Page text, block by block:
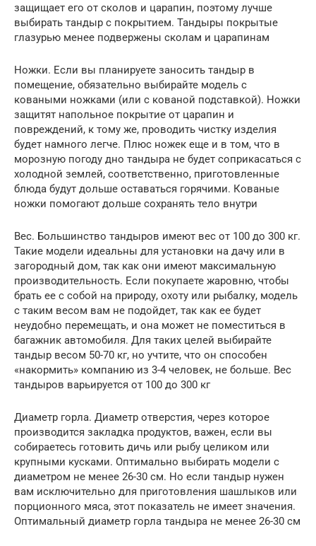
защищает его от сколов и царапин, поэтому лучше
выбирать тандыр с покрытием. Тандыры покрытые
глазурью менее подвержены сколам и царапинам
Ножки. Если вы планируете заносить тандыр в
помещение, обязательно выбирайте модель с
коваными ножками (или с кованой подставкой). Ножки
защитят напольное покрытие от царапин и
повреждений, к тому же, проводить чистку изделия
будет намного легче. Плюс ножек еще и в том, что в
морозную погоду дно тандыра не будет соприкасаться с
холодной землей, соответственно, приготовленные
блюда будут дольше оставаться горячими. Кованые
ножки помогают дольше сохранять тело внутри
Вес. Большинство тандыров имеют вес от 100 до 300 кг.
Такие модели идеальны для установки на дачу или в
загородный дом, так как они имеют максимальную
производительность. Если покупаете жаровню, чтобы
брать ее с собой на природу, охоту или рыбалку, модель
с таким весом вам не подойдет, так как ее будет
неудобно перемещать, и она может не поместиться в
багажник автомобиля. Для таких целей выбирайте
тандыр весом 50-70 кг, но учтите, что он способен
«накормить» компанию из 3-4 человек, не больше. Вес
тандыров варьируется от 100 до 300 кг
Диаметр горла. Диаметр отверстия, через которое
производится закладка продуктов, важен, если вы
собираетесь готовить дичь или рыбу целиком или
крупными кусками. Оптимально выбирать модели с
диаметром не менее 26-30 см. Но если тандыр нужен
вам исключительно для приготовления шашлыков или
порционного мяса, этот показатель не имеет значения.
Оптимальный диаметр горла тандыра не менее 26-30 см